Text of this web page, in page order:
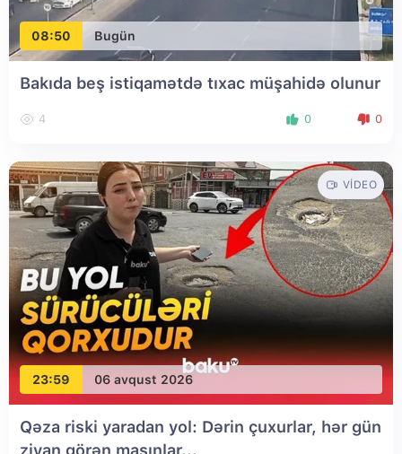
08:50 Bugün
Bakıda beş istiqamətdə tıxac müşahidə olunur
4 0 0
23:59 06 avqust 2026
VIDEO
Qəza riski yaradan yol: Dərin çuxurlar, hər gün
ziyan görən maşınlar...